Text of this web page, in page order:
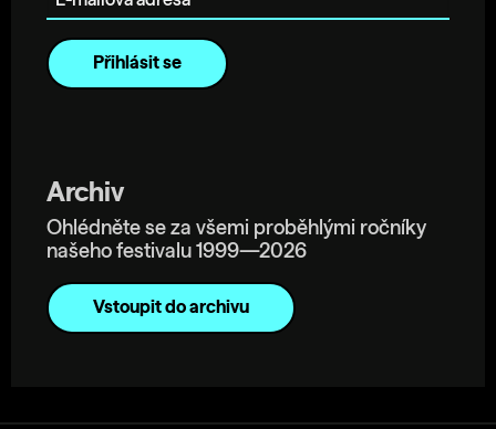
Archiv
Ohlédněte se za všemi proběhlými ročníky
našeho festivalu 1999—2026
Vstoupit do archivu